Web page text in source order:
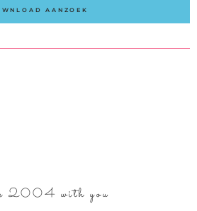
AANZOEK
2004 with you